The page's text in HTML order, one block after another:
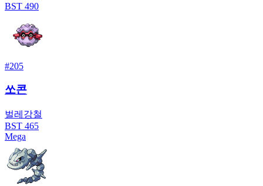
BST 490
#205
쏘콘
벌레 강철
BST 465
Mega